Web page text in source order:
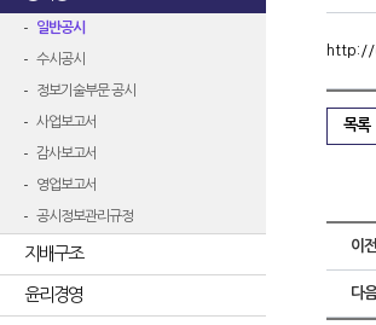
일반공시
수시공시
정보기술부문 공시
사업보고서
감사보고서
영업보고서
공시정보관리규정
지배구조
윤리경영
http://
목록
이
다